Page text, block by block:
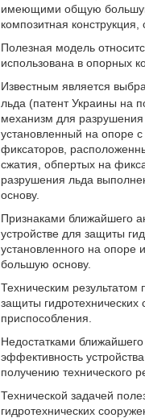
имеющими общую большую
композитная
Полезная модель
использована в опорных
Известным является
льда (патент Украины на
механизм для
установленный на опоре
фиксаторов,
сжатия, обпертых на
разрушения льда
основу.
Признаками ближайшего
устройстве для защиты
установленного на
большую основу.
Техническим
защиты
приспособления.
Недостатками ближайшего
эффективность
получению технического
Технической задачей
гидротехнических